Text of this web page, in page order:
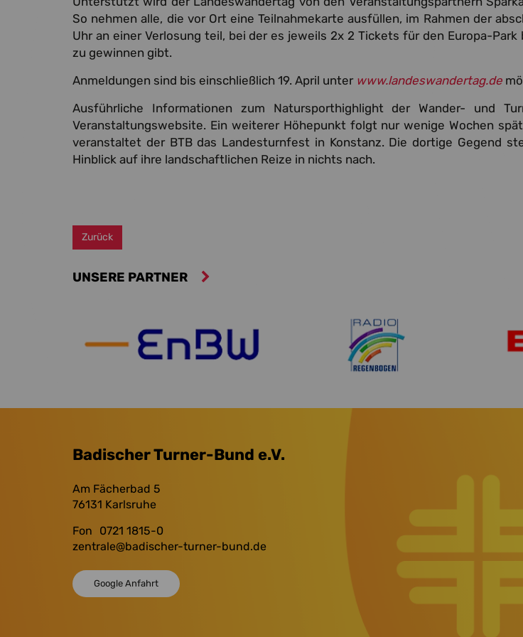
So nehmen alle, die vor Ort eine Teilnahmekarte ausfüllen, im Rahmen der
Uhr an einer Verlosung teil, bei der es jeweils 2x 2 Tickets für den Europa-
zu gewinnen gibt.
Anmeldungen sind bis einschließlich 19. April unter www.landeswandertag.de
Ausführliche Informationen zum Natursporthighlight der Wander- und
Veranstaltungswebsite. Ein weiterer Höhepunkt folgt nur wenige Wochen
veranstaltet der BTB das Landesturnfest in Konstanz. Die dortige Gegend
Hinblick auf ihre landschaftlichen Reize in nichts nach.
Zurück
UNSERE PARTNER
Badischer Turner-Bund e.V.
Am Fächerbad 5
76131 Karlsruhe
Fon
0721 1815-0
zentrale@badischer-turner-bund.de
Google Anfahrt